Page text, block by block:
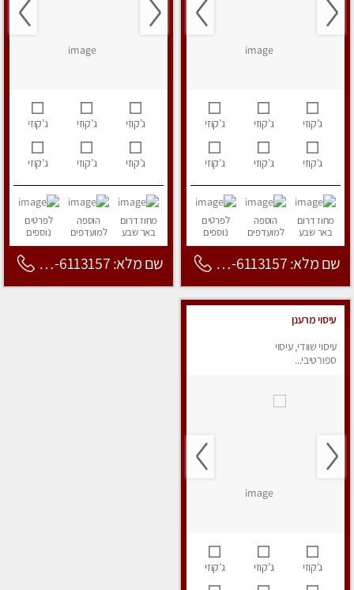
ג’קוזי ג’קוזי ג’קוזי
ג’קוזי ג’קוזי ג’קוזי
מחוז דרום
באר שבע
הוספה
למועדפים
לפרטים
נוספים
שם מלא: 053-6113157
ג’קוזי ג’קוזי ג’קוזי
ג’קוזי ג’קוזי ג’קוזי
מחוז דרום
באר שבע
הוספה
למועדפים
לפרטים
נוספים
שם מלא: 053-6113157
עיסוי מרענן
עיסוי שוודי, עיסוי
ספורטיבי...
ג’קוזי ג’קוזי ג’קוזי